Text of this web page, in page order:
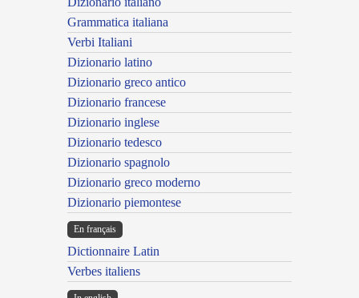
Grammatica italiana
Verbi Italiani
Dizionario latino
Dizionario greco antico
Dizionario francese
Dizionario inglese
Dizionario tedesco
Dizionario spagnolo
Dizionario greco moderno
Dizionario piemontese
En français
Dictionnaire Latin
Verbes italiens